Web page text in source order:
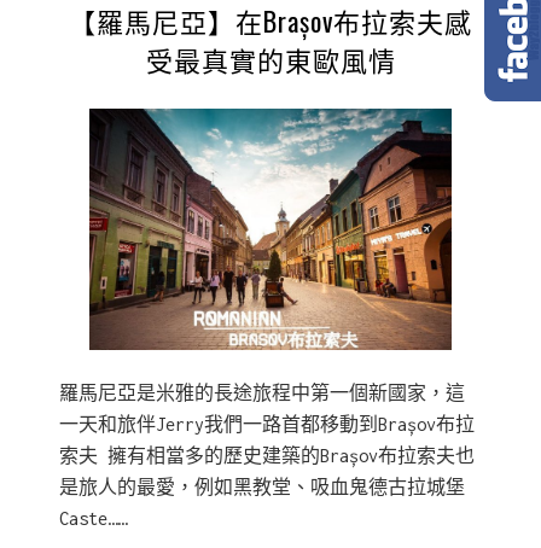
【羅馬尼亞】在Brașov布拉索夫感
受最真實的東歐風情
羅馬尼亞是米雅的長途旅程中第一個新國家，這
一天和旅伴Jerry我們一路首都移動到Brașov布拉
索夫 擁有相當多的歷史建築的Brașov布拉索夫也
是旅人的最愛，例如黑教堂、吸血鬼德古拉城堡
Caste……